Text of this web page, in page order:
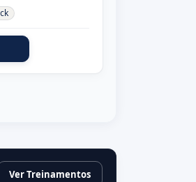
Ver Treinamentos